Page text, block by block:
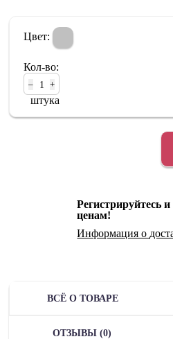
Цвет:
Кол-во:
– +
штука
Регистрируйтесь
ценам!
Информация о
ВСЁ О ТОВАРЕ
ОТЗЫВЫ (0)